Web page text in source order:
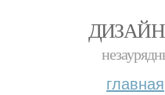
ДИЗАЙН
главная